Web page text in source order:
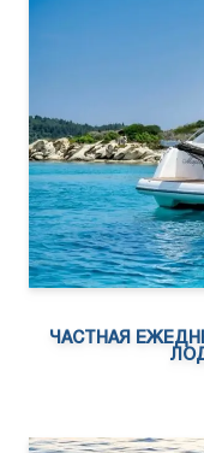
ЧАСТНАЯ